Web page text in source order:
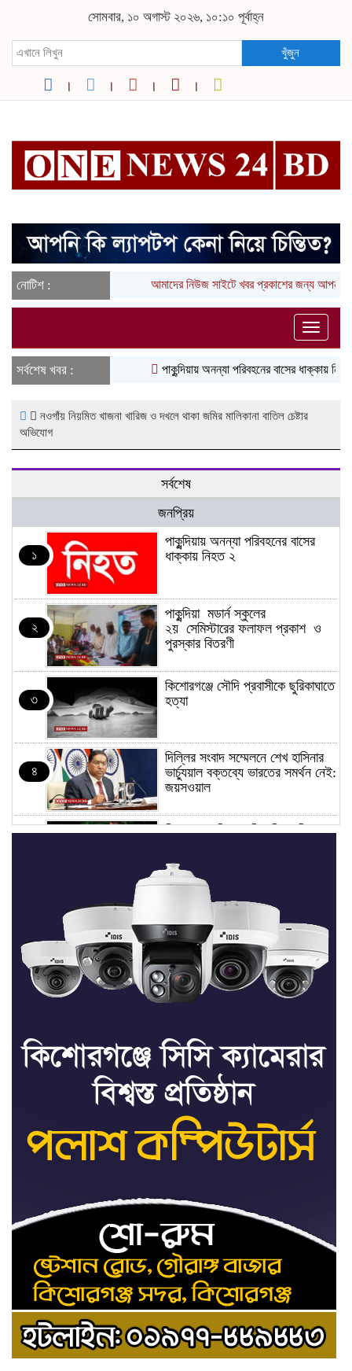
সোমবার, ১০ অগাস্ট ২০২৬, ১০:১০ পূর্বাহ্ন
খুঁজুন
নোটিশ : আমাদের নিউজ সাইটে খবর প্রকাশের জন্য
Toggle
সর্বশেষ খবর :
পাকুন্দিয়ায় অনন্যা পরিবহনের বাসের ধাক্কায় নিহত ২
নওগাঁয় নিয়মিত খাজনা খারিজ ও দখলে থাকা জমির মালিকানা বাতিল চেষ্টার
অভিযোগ
সর্বশেষ
জনপ্রিয়
১
পাকুন্দিয়ায় অনন্যা পরিবহনের বাসের
ধাক্কায় নিহত ২
২
পাকুন্দিয়া মডার্ন স্কুলের
২য় সেমিস্টারের ফলাফল প্রকাশ ও
পুরস্কার বিতরণী
৩
কিশোরগঞ্জে সৌদি প্রবাসীকে ছুরিকাঘাতে
হত্যা
৪
দিল্লির সংবাদ সম্মেলনে শেখ হাসিনার
ভার্চ্যুয়াল বক্তব্যে ভারতের সমর্থন নেই:
জয়সওয়াল
কিশোরগঞ্জে নিজস্ব ফিসারির পানিতে
সভাপতি ফাহিম, সম্পাদক ফয়সাল:
তাড়াইলে ছাত্র অধিকার পরিষদের
আংশিক কমিটি অনুমোদন
৭
তাড়াইলে যুবদলের কেন্দ্রীয় সহ-সাধারণ
সম্পাদক সবুজকে সংবর্ধনা
৮
৪ মন্ত্রণালয়ে নতুন সচিব নিয়োগ, ২
জনের পদোন্নতি
৯
শেখ হাসিনার সঙ্গে পালানোর ফ্লাইট
কীভাবে মিস করেছিলেন সালমান এফ
রহমান
করবেন